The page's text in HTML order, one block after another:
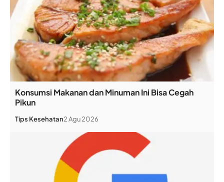
Konsumsi Makanan dan Minuman Ini Bisa Cegah
Pikun
Tips Kesehatan2 Agu 2026